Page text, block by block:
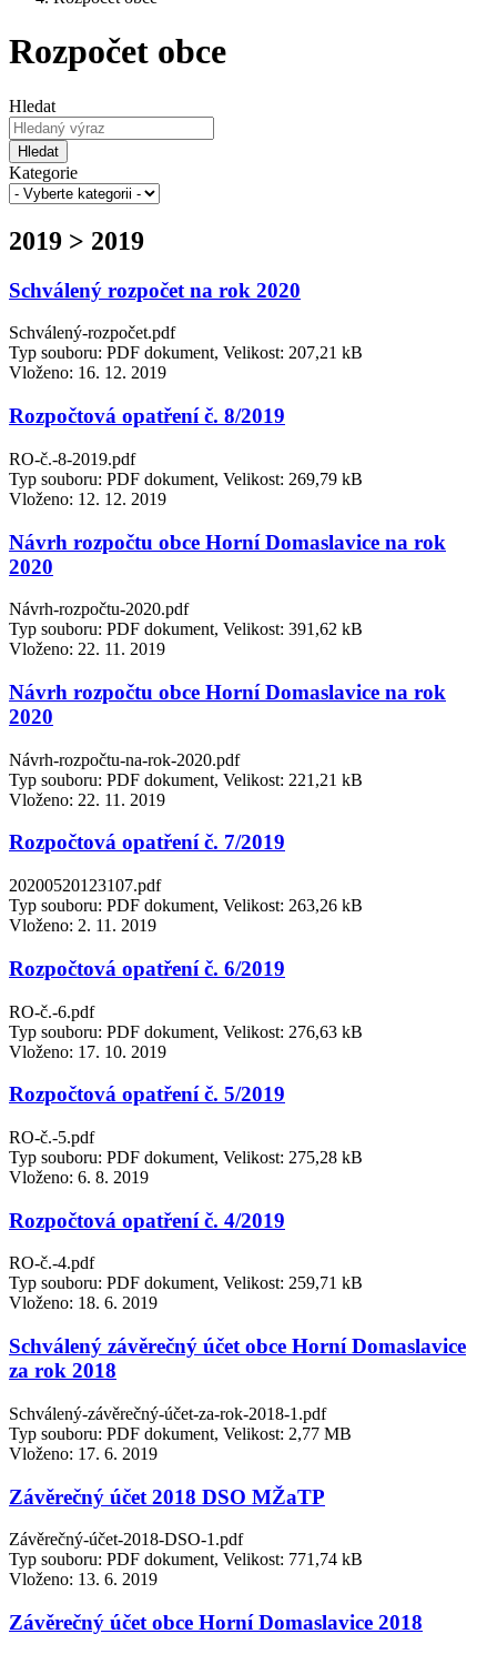
Rozpočet obce
Hledat
Hledat
Kategorie
2019 > 2019
Schválený rozpočet na rok 2020
Schválený-rozpočet.pdf
Typ souboru: PDF dokument, Velikost: 207,21 kB
Vloženo: 16. 12. 2019
Rozpočtová opatření č. 8/2019
RO-č.-8-2019.pdf
Typ souboru: PDF dokument, Velikost: 269,79 kB
Vloženo: 12. 12. 2019
Návrh rozpočtu obce Horní Domaslavice na rok
2020
Návrh-rozpočtu-2020.pdf
Typ souboru: PDF dokument, Velikost: 391,62 kB
Vloženo: 22. 11. 2019
Návrh rozpočtu obce Horní Domaslavice na rok
2020
Návrh-rozpočtu-na-rok-2020.pdf
Typ souboru: PDF dokument, Velikost: 221,21 kB
Vloženo: 22. 11. 2019
Rozpočtová opatření č. 7/2019
20200520123107.pdf
Typ souboru: PDF dokument, Velikost: 263,26 kB
Vloženo: 2. 11. 2019
Rozpočtová opatření č. 6/2019
RO-č.-6.pdf
Typ souboru: PDF dokument, Velikost: 276,63 kB
Vloženo: 17. 10. 2019
Rozpočtová opatření č. 5/2019
RO-č.-5.pdf
Typ souboru: PDF dokument, Velikost: 275,28 kB
Vloženo: 6. 8. 2019
Rozpočtová opatření č. 4/2019
RO-č.-4.pdf
Typ souboru: PDF dokument, Velikost: 259,71 kB
Vloženo: 18. 6. 2019
Schválený závěrečný účet obce Horní Domaslavice
za rok 2018
Schválený-závěrečný-účet-za-rok-2018-1.pdf
Typ souboru: PDF dokument, Velikost: 2,77 MB
Vloženo: 17. 6. 2019
Závěrečný účet 2018 DSO MŽaTP
Závěrečný-účet-2018-DSO-1.pdf
Typ souboru: PDF dokument, Velikost: 771,74 kB
Vloženo: 13. 6. 2019
Závěrečný účet obce Horní Domaslavice 2018